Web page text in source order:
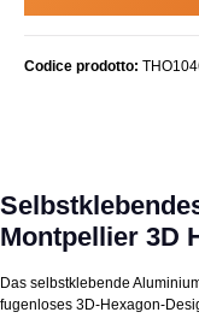
Codice prodotto:
Montpellier 3D
Das selbstklebende
fugenloses